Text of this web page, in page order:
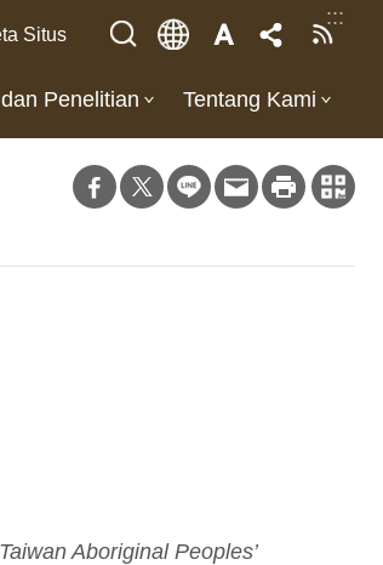
:::
Situs
Penelitian Tentang Kami
Aboriginal Peoples’